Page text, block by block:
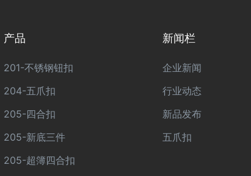
产品
201-不锈钢钮扣
204-五爪扣
205-四合扣
205-新底三件
205-超簿四合扣
新闻栏
企业新闻
行业动态
新品发布
五爪扣